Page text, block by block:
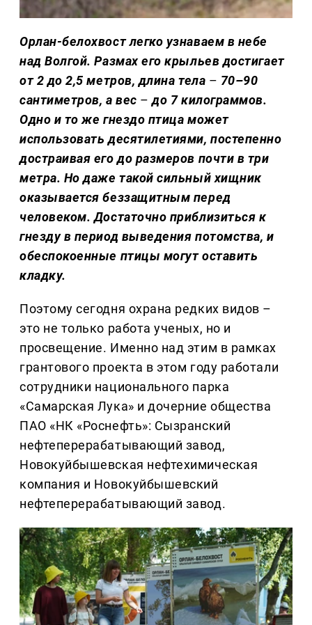
Орлан-белохвост легко узнаваем в небе
над Волгой. Размах его крыльев достигает
от 2 до 2,5 метров, длина тела – 70–90
сантиметров, а вес – до 7 килограммов.
Одно и то же гнездо птица может
использовать десятилетиями, постепенно
достраивая его до размеров почти в три
метра. Но даже такой сильный хищник
оказывается беззащитным перед
человеком. Достаточно приблизиться к
гнезду в период выведения потомства, и
обеспокоенные птицы могут оставить
кладку.
Поэтому сегодня охрана редких видов –
это не только работа ученых, но и
просвещение. Именно над этим в рамках
грантового проекта в этом году работали
сотрудники национального парка
«Самарская Лука» и дочерние общества
ПАО «НК «Роснефть»: Сызранский
нефтеперерабатывающий завод,
Новокуйбышевская нефтехимическая
компания и Новокуйбышевский
нефтеперерабатывающий завод.